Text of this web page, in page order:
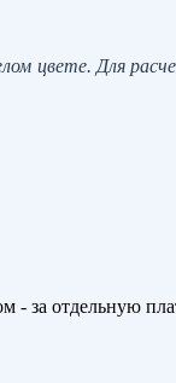
цвете. Для
- за отдельную